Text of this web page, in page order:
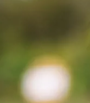
Folkspel,
innehar
Läs mer om
lotterier på
webbplats.